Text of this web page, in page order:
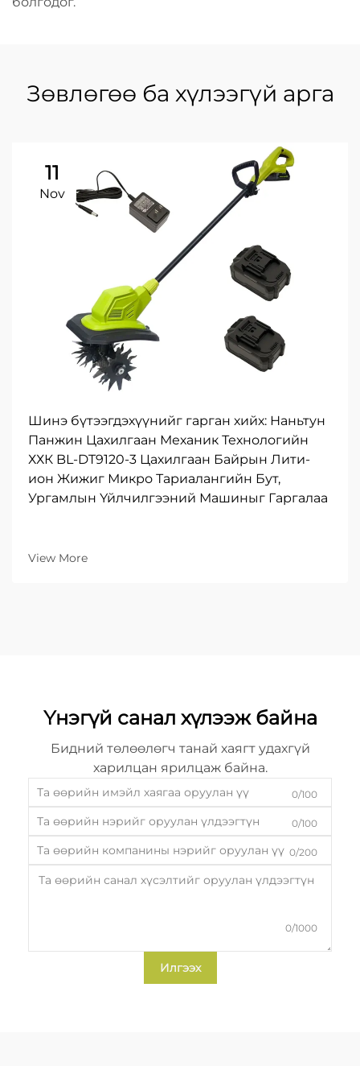
Зөвлөгөө ба хүлээгүй арга
11
Nov
Шинэ бүтээгдэхүүнийг гарган хийх: Наньтун
Панжин Цахилгаан Механик Технологийн
ХХК BL-DT9120-3 Цахилгаан Байрын Лити-
ион Жижиг Микро Тариалангийн Бут,
Ургамлын Үйлчилгээний Машиныг Гаргалаа
View More
Үнэгүй санал хүлээж байна
Бидний төлөөлөгч танай хаягт удахгүй
харилцан ярилцаж байна.
0/100
0/100
0/200
0/1000
Илгээх